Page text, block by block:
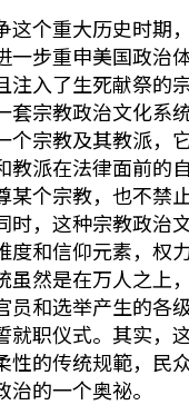
这个重大历史时期
一步重申美国政治
注入了生死献祭的
套宗教政治文化系
个宗教及其教派，
教派在法律面前的
某个宗教，也不禁
时，这种宗教政治
度和信仰元素，权
虽然是在万人之上
员和选举产生的各
就职仪式。其实，
性的传统规範，民
的一个奥祕。